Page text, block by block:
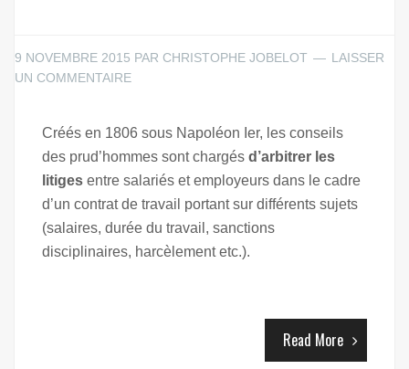
9 NOVEMBRE 2015 PAR CHRISTOPHE JOBELOT
LAISSER
UN COMMENTAIRE
Créés en 1806 sous Napoléon Ier, les conseils
des prud’hommes sont chargés d’arbitrer les
litiges entre salariés et employeurs dans le cadre
d’un contrat de travail portant sur différents sujets
(salaires, durée du travail, sanctions
disciplinaires, harcèlement etc.).
Read More